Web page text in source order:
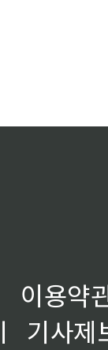
이용약
ㅣ
기사제